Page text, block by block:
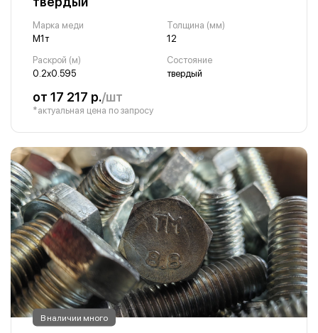
Марка меди
М1т
Толщина (мм)
12
Раскрой (м)
0.2х0.595
Состояние
твердый
от 17 217 р./шт
*актуальная цена по запросу
В наличии много